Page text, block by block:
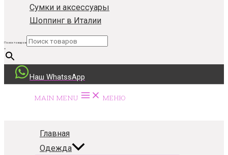
Сумки и аксессуары
Шоппинг в Италии
Поиск товаров
×
Наш WhatssApp
MAIN MENU МЕНЮ
Главная
Одежда